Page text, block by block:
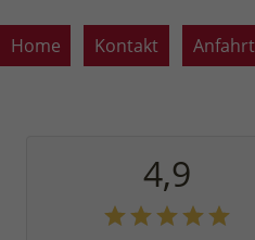
Home Kontakt Anfahrt
4,9